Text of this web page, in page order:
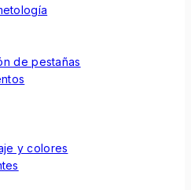
de pestañas
y colores